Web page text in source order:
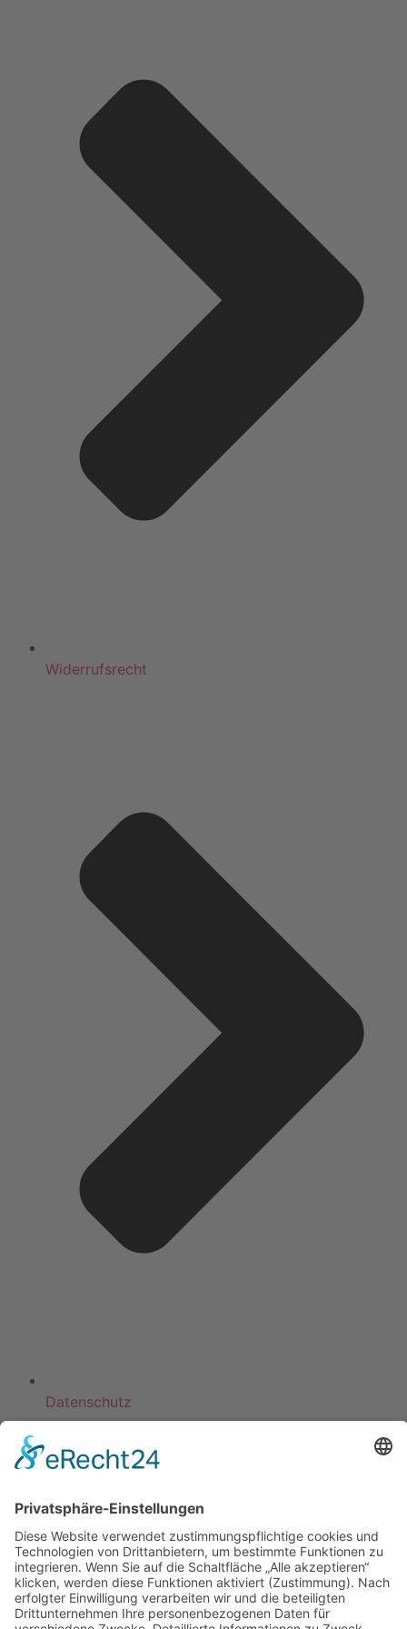
Widerrufsrecht
Datenschutz
KATEGORIEN